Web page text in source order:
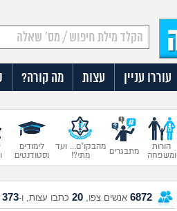
עוררו עניין עצות מה קורה?
הורות
ומשפחה
מתבגרים
מהבקו"ם... ועד
מתי?!
לימודים
וסטודנטים
6872 אנשים צפו, 20 כתבו עצות, ו-373